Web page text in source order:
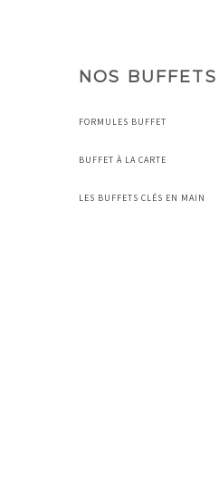
NOS BUFFETS
FORMULES BUFFET
BUFFET À LA CARTE
LES BUFFETS CLÉS EN MAIN